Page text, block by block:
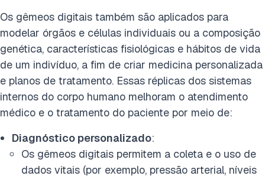
Os gêmeos digitais também são aplicados para
modelar órgãos e células individuais ou a composição
genética, características fisiológicas e hábitos de vida
de um indivíduo, a fim de criar medicina personalizada
e planos de tratamento. Essas réplicas dos sistemas
internos do corpo humano melhoram o atendimento
médico e o tratamento do paciente por meio de:
Diagnóstico personalizado:
Os gêmeos digitais permitem a coleta e o uso de
dados vitais (por exemplo, pressão arterial, níveis